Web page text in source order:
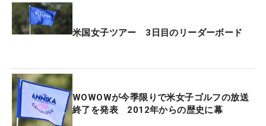
米国女子ツアー 3日目のリーダーボード
WOWOWが今季限りで米女子ゴルフの放送
終了を発表 2012年からの歴史に幕